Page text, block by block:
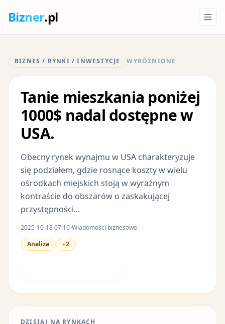
Bizner.pl
BIZNES / RYNKI / INWESTYCJE WYRÓŻNIONE
Tanie mieszkania poniżej
1000$ nadal dostępne w
USA.
Obecny rynek wynajmu w USA charakteryzuje
się podziałem, gdzie rosnące koszty w wielu
ośrodkach miejskich stoją w wyraźnym
kontraście do obszarów o zaskakującej
przystępności...
2025-10-18 07:10 Wiadomości biznesowe
Analiza
+2
DZISIAJ NA RYNKACH